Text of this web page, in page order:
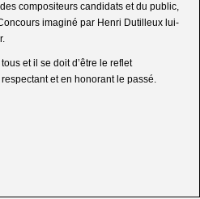
compositeurs candidats et du public,
imaginé par Henri Dutilleux lui-
et il se doit d’être le reflet
et en honorant le passé.